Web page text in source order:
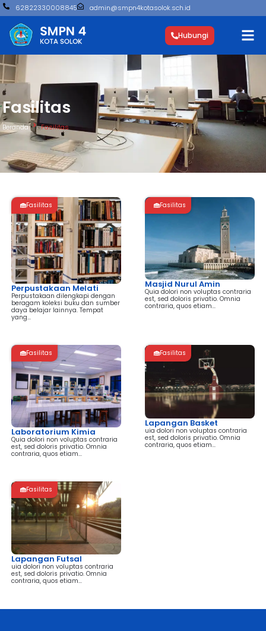
62822330008845 admin@smpn4kotasolok.sch.id
Hubungi
Fasilitas
Beranda Fasilitas
Fasilitas
Perpustakaan Melati
Perpustakaan dilengkapi dengan
beragam koleksi buku dan sumber
daya belajar lainnya. Tempat
yang...
Fasilitas
Masjid Nurul Amin
Quia dolori non voluptas contraria
est, sed doloris privatio. Omnia
contraria, quos etiam...
Fasilitas
Laboratorium Kimia
Quia dolori non voluptas contraria
est, sed doloris privatio. Omnia
contraria, quos etiam...
Fasilitas
Lapangan Basket
uia dolori non voluptas contraria
est, sed doloris privatio. Omnia
contraria, quos etiam...
Fasilitas
Lapangan Futsal
uia dolori non voluptas contraria
est, sed doloris privatio. Omnia
contraria, quos etiam...